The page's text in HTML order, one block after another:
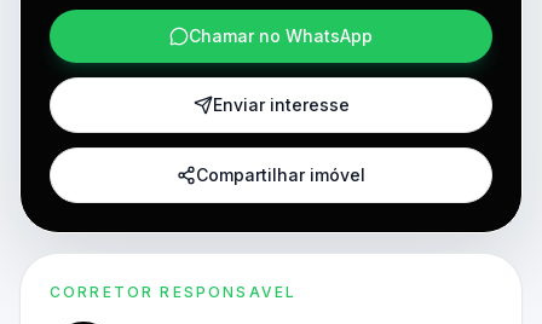
Chamar no WhatsApp
Enviar interesse
Compartilhar imóvel
CORRETOR RESPONSAVEL